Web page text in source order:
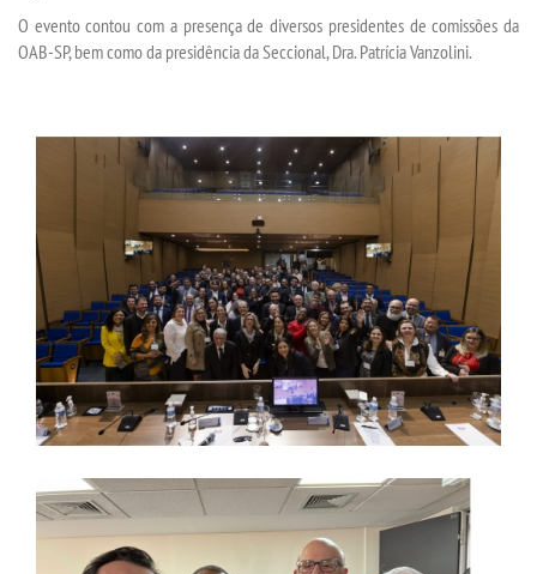
REVISTAS ELETRÔNICAS
UNIESP NEWS
REPOSITÓRIO
MANUAIS
REGULAMENTOS
REGIMENTOS
RELATÓRIOS
CPA
O evento contou com a presença de diversos presidentes de comissões da
OAB-SP, bem como da presidência da Seccional, Dra. Patrícia Vanzolini.